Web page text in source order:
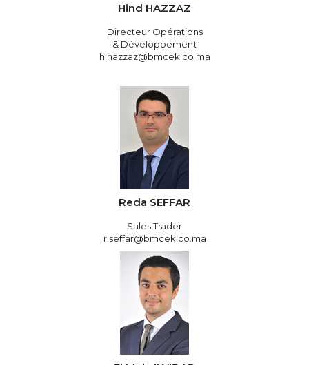
Hind HAZZAZ
Directeur Opérations
& Développement
h.hazzaz@bmcek.co.ma
Reda SEFFAR
Sales Trader
r.seffar@bmcek.co.ma